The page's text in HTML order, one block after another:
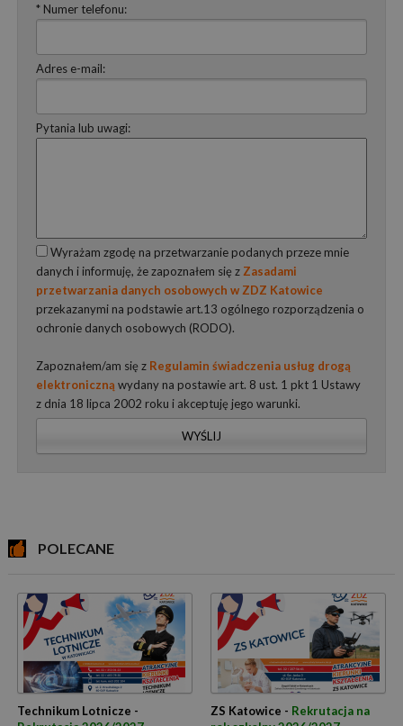
* Numer telefonu:
Adres e-mail:
Pytania lub uwagi:
Wyrażam zgodę na przetwarzanie podanych przeze mnie
danych i informuję, że zapoznałem się z Zasadami
przetwarzania danych osobowych w ZDZ Katowice
przekazanymi na podstawie art.13 ogólnego rozporządzenia o
ochronie danych osobowych (RODO).
Zapoznałem/am się z Regulamin świadczenia usług drogą
elektroniczną wydany na postawie art. 8 ust. 1 pkt 1 Ustawy
z dnia 18 lipca 2002 roku i akceptuję jego warunki.
WYŚLIJ
POLECANE
Technikum Lotnicze -
ZS Katowice - Rekrutacja na